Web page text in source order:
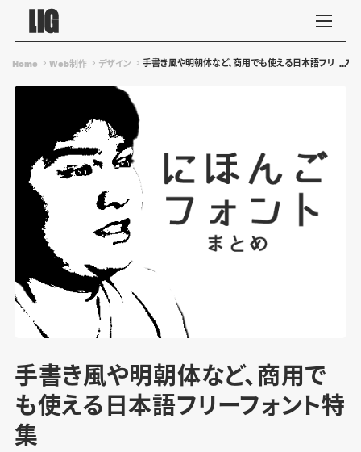
Home Web制作 デザイン 手書き風や明朝体など、商用でも使える日本語フリーフォ
手書き風や明朝体など、商用で
も使える日本語フリーフォント特
集